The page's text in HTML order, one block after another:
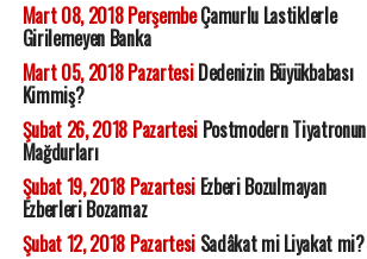
Mart 08, 2018 PerşembeÇamurlu Lastiklerle
Girilemeyen Banka
Mart 05, 2018 PazartesiDedenizin Büyükbabası
Kimmiş?
Şubat 26, 2018 PazartesiPostmodern Tiyatronun
Mağdurları
Şubat 19, 2018 PazartesiEzberi Bozulmayan
Ezberleri Bozamaz
Şubat 12, 2018 PazartesiSadâkat mi Liyakat mi?